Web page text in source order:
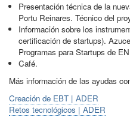
Presentación técnica de la
Portu Reinares. Técnico del
Información sobre los
certificación de startups).
Programas para Startups de
Café.
Más información de las ayudas
Creación de EBT | ADER
Retos tecnológicos | ADER